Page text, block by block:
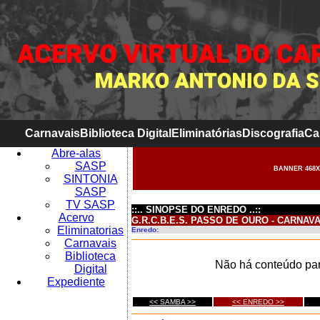
CarnavaisBiblioteca Digital EliminatóriasDiscografia
Abre-alas
SASP
SINTONIA
SASP
TV SASP
Acervo
Eliminatorias
Carnavais
Biblioteca
Digital
Expediente
BANNER
::.. SINOPSE DO ENREDO ..::
G.R.C.B.E.S. PASSO DE OURO -
Enredo:
Não há conteúdo
<< SAMBA >> << ENREDO >>